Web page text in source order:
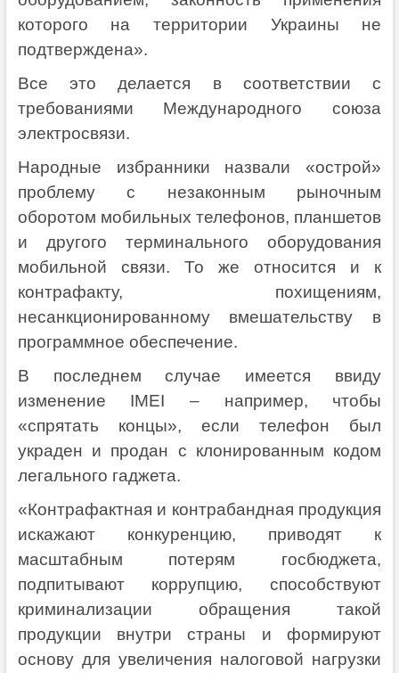
которого на территории Украины не
подтверждена».
Все это делается в соответствии с
требованиями Международного союза
электросвязи.
Народные избранники назвали «острой»
проблему с незаконным рыночным
оборотом мобильных телефонов, планшетов
и другого терминального оборудования
мобильной связи. То же относится и к
контрафакту, похищениям,
несанкционированному вмешательству в
программное обеспечение.
В последнем случае имеется ввиду
изменение IMEI – например, чтобы
«спрятать концы», если телефон был
украден и продан с клонированным кодом
легального гаджета.
«Контрафактная и контрабандная продукция
искажают конкуренцию, приводят к
масштабным потерям госбюджета,
подпитывают коррупцию, способствуют
криминализации обращения такой
продукции внутри страны и формируют
основу для увеличения налоговой нагрузки